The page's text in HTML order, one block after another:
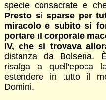
specie consacrate e
Presto si sparse per
miracolo e subito si
portare il corporale
IV, che si trovava
distanza da Bolsena.
risalga a quell'epoca
estendere in tutto il
Domini.